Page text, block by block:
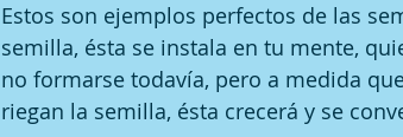
Estos son ejemplos perfectos de las
semilla, ésta se instala en tu mente,
no formarse todavía, pero a medida
riegan la semilla, ésta crecerá y se